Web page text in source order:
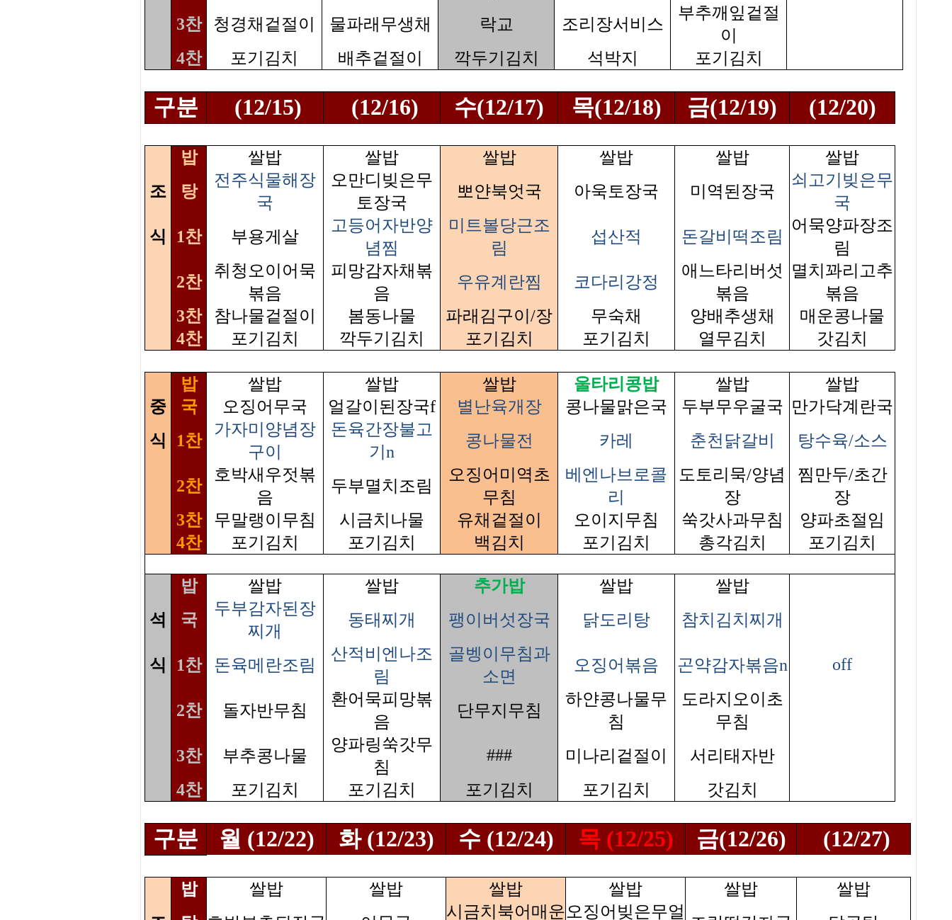
3찬 청경채겉절이 물파래무생채 락교 조리장서비스
부추깨잎겉절
이
4찬
포기김치 배추겉절이 깍두기김치 석박지 포기김치
구분 (12/15) (12/16) 수(12/17) 목(12/18) 금(12/19) (12/20)
밥 쌀밥 쌀밥 쌀밥 쌀밥 쌀밥
쌀밥
조
탕
전주식물해장
국
오만디빚은무
토장국
뽀얀북엇국 아욱토장국 미역된장국
쇠고기빚은무
국
식
1찬 부용게살
고등어자반양
념찜
미트볼당근조
림
섭산적 돈갈비떡조림
어묵양파장조
림
2찬
취청오이어묵
볶음
피망감자채볶
음
우유계란찜 코다리강정
애느타리버섯
볶음
멸치꽈리고추
볶음
3찬
참나물겉절이 봄동나물 파래김구이/장 무숙채 양배추생채
매운콩나물
4찬
포기김치 깍두기김치 포기김치 포기김치 열무김치 갓김치
밥 쌀밥 쌀밥 쌀밥 울타리콩밥 쌀밥
쌀밥
중
국 오징어무국 얼갈이된장국f 별난육개장 콩나물맑은국 두부무우굴국 만가닥계란국
식
1찬
가자미양념장
구이
돈육간장불고
기n
콩나물전 카레 춘천닭갈비 탕수육/소스
2찬
호박새우젓볶
음
두부멸치조림
오징어미역초
무침
베엔나브로콜
리
도토리묵/양념
장
찜만두/초간
장
3찬
무말랭이무침 시금치나물 유채겉절이 오이지무침 쑥갓사과무침
양파초절임
4찬
포기김치 포기김치 백김치 포기김치 총각김치 포기김치
밥 쌀밥 쌀밥 추가밥 쌀밥
쌀밥
석
국
두부감자된장
찌개
동태찌개 팽이버섯장국 닭도리탕 참치김치찌개
식 1찬 돈육메란조림
산적비엔나조
림
골벵이무침과
소면
오징어볶음 곤약감자볶음n off
2찬 돌자반무침
환어묵피망볶
음
단무지무침
하얀콩나물무
침
도라지오이초
무침
3찬
부추콩나물
양파링쑥갓무
침
### 미나리겉절이
서리태자반
4찬
포기김치 포기김치 포기김치 포기김치 갓김치
구분 월 (12/22) 화 (12/23) 수 (12/24) 목 (12/25) 금(12/26) (12/27)
밥 쌀밥 쌀밥 쌀밥 쌀밥 쌀밥
쌀밥
시금치북어매운 오징어빚은무얼